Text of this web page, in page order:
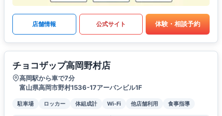
店舗情報 公式サイト 体験・相談予約
チョコザップ高岡野村店
高岡駅から車で7分
富山県高岡市野村1536-17アーバンビル1F
駐車場 ロッカー 体組成計 Wi-Fi 他店舗利用 食事指導